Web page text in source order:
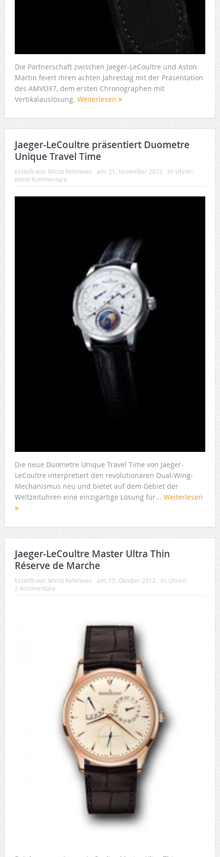
Die Partnerschaft zwischen Jaeger-LeCoultre und Aston
Martin feiert ihren achten Jahrestag mit der Präsentation
des AMVOX7, dem ersten Chronographen mit
Vertikalauslösung. Weiterlesen
Jaeger-LeCoultre präsentiert Duometre
Unique Travel Time
Erstellt von: Mirco Rehmeier am: 21. November 2012 In: Uhren
Keine Kommentare
Die neue Duometre Unique Travel Time von Jaeger-
LeCoultre interpretiert den revolutionären Dual-Wing-
Mechanismus neu und bietet auf dem Gebiet der
Weltzeituhren eine einzigartige Lösung für... Weiterlesen
Jaeger-LeCoultre Master Ultra Thin
Réserve de Marche
Erstellt von: Mirco Rehmeier am: 15. Oktober 2012 In: Uhren
2 Kommentare